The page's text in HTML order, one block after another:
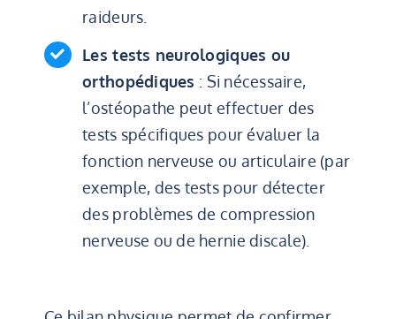
raideurs.
Les tests neurologiques ou
orthopédiques : Si nécessaire,
l’ostéopathe peut effectuer des
tests spécifiques pour évaluer la
fonction nerveuse ou articulaire (par
exemple, des tests pour détecter
des problèmes de compression
nerveuse ou de hernie discale).